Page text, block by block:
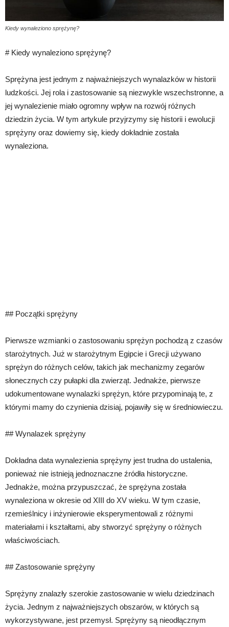
Kiedy wynaleziono sprężynę?
# Kiedy wynaleziono sprężynę?
Sprężyna jest jednym z najważniejszych wynalazków w historii
ludzkości. Jej rola i zastosowanie są niezwykle wszechstronne, a
jej wynalezienie miało ogromny wpływ na rozwój różnych
dziedzin życia. W tym artykule przyjrzymy się historii i ewolucji
sprężyny oraz dowiemy się, kiedy dokładnie została
wynaleziona.
## Początki sprężyny
Pierwsze wzmianki o zastosowaniu sprężyn pochodzą z czasów
starożytnych. Już w starożytnym Egipcie i Grecji używano
sprężyn do różnych celów, takich jak mechanizmy zegarów
słonecznych czy pułapki dla zwierząt. Jednakże, pierwsze
udokumentowane wynalazki sprężyn, które przypominają te, z
którymi mamy do czynienia dzisiaj, pojawiły się w średniowieczu.
## Wynalazek sprężyny
Dokładna data wynalezienia sprężyny jest trudna do ustalenia,
ponieważ nie istnieją jednoznaczne źródła historyczne.
Jednakże, można przypuszczać, że sprężyna została
wynaleziona w okresie od XIII do XV wieku. W tym czasie,
rzemieślnicy i inżynierowie eksperymentowali z różnymi
materiałami i kształtami, aby stworzyć sprężyny o różnych
właściwościach.
## Zastosowanie sprężyny
Sprężyny znalazły szerokie zastosowanie w wielu dziedzinach
życia. Jednym z najważniejszych obszarów, w których są
wykorzystywane, jest przemysł. Sprężyny są nieodłącznym